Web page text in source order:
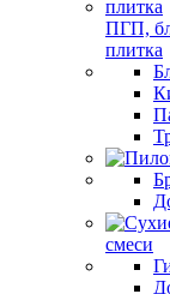
ПГП,
плитка
смеси